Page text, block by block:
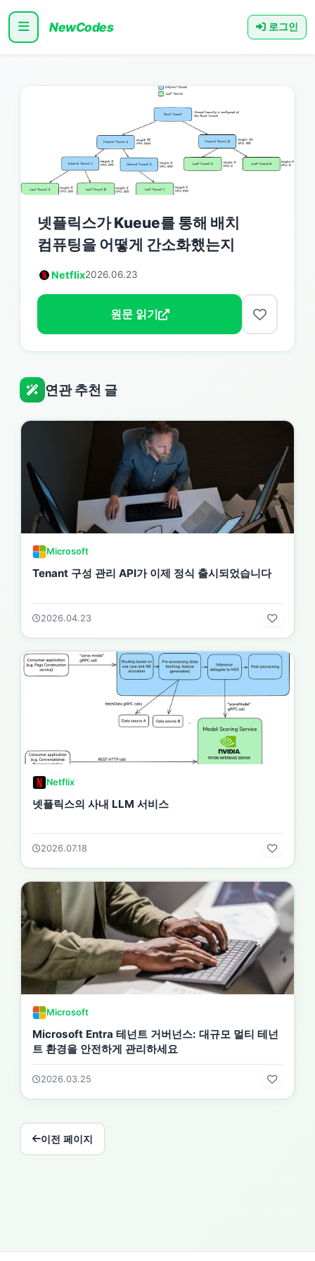
NewCodes 로그인
넷플릭스가 Kueue를 통해 배치
컴퓨팅을 어떻게 간소화했는지
Netflix2026.06.23
원문 읽기
연관 추천 글
Microsoft
Tenant 구성 관리 API가 이제 정식 출시되었습니다
2026.04.23
Netflix
넷플릭스의 사내 LLM 서비스
2026.07.18
Microsoft
Microsoft Entra 테넌트 거버넌스: 대규모 멀티 테넌
트 환경을 안전하게 관리하세요
2026.03.25
이전 페이지